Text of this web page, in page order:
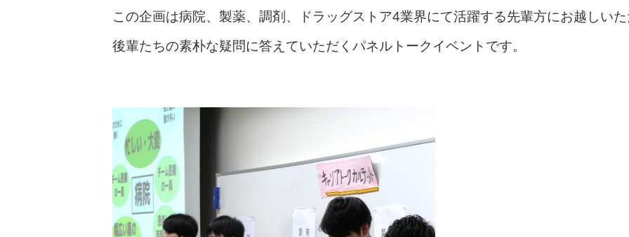
この企画は病院、製薬、調剤、ドラッグストア4業界にて活躍する先輩方にお越しいた
後輩たちの素朴な疑問に答えていただくパネルトークイベントです。